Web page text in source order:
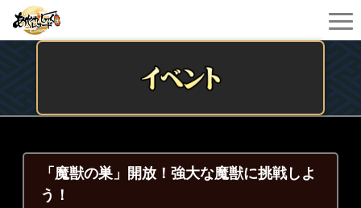
「魔獣の巣」開放！強大な魔獣に挑戦しよ
う！